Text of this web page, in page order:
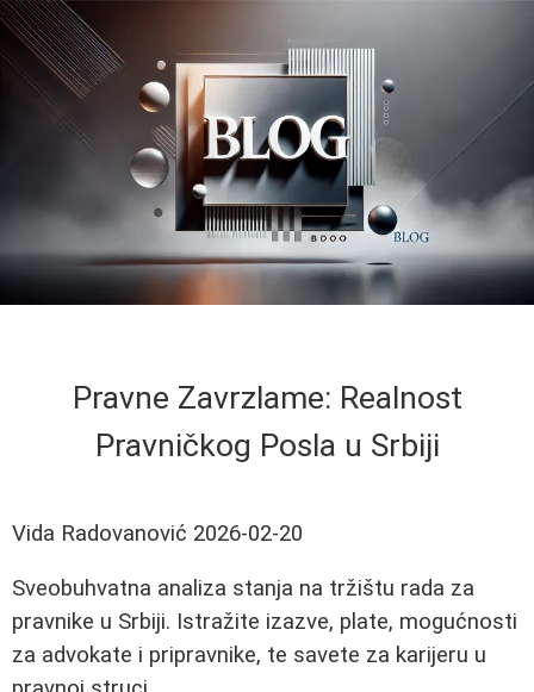
Pravne Zavrzlame: Realnost
Pravničkog Posla u Srbiji
Vida Radovanović 2026-02-20
Sveobuhvatna analiza stanja na tržištu rada za
pravnike u Srbiji. Istražite izazve, plate, mogućnosti
za advokate i pripravnike, te savete za karijeru u